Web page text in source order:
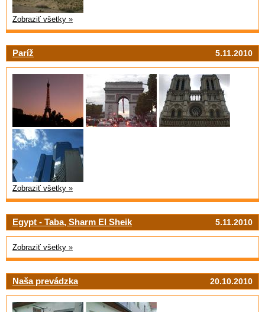
Zobraziť všetky »
Paríž 5.11.2010
Zobraziť všetky »
Egypt - Taba, Sharm El Sheik 5.11.2010
Zobraziť všetky »
Naša prevádzka 20.10.2010